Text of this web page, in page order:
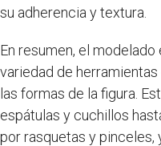
su adherencia y textura.
En resumen, el
variedad de
las formas de la figura.
espátulas y cuchillos
por rasquetas y pinceles,